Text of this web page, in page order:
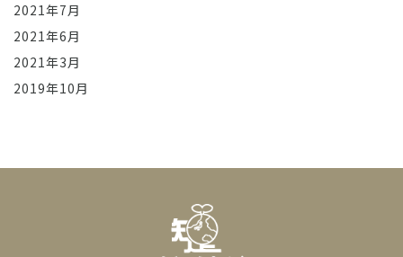
2021年7月
2021年6月
2021年3月
2019年10月